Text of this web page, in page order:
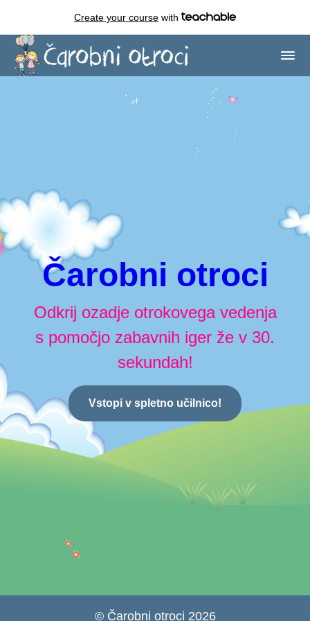
Create your course with
Čarobni otroci
Odkrij ozadje otrokovega vedenja
s pomočjo zabavnih iger že v 30.
sekundah!
Vstopi v spletno učilnico!
© Čarobni otroci 2026